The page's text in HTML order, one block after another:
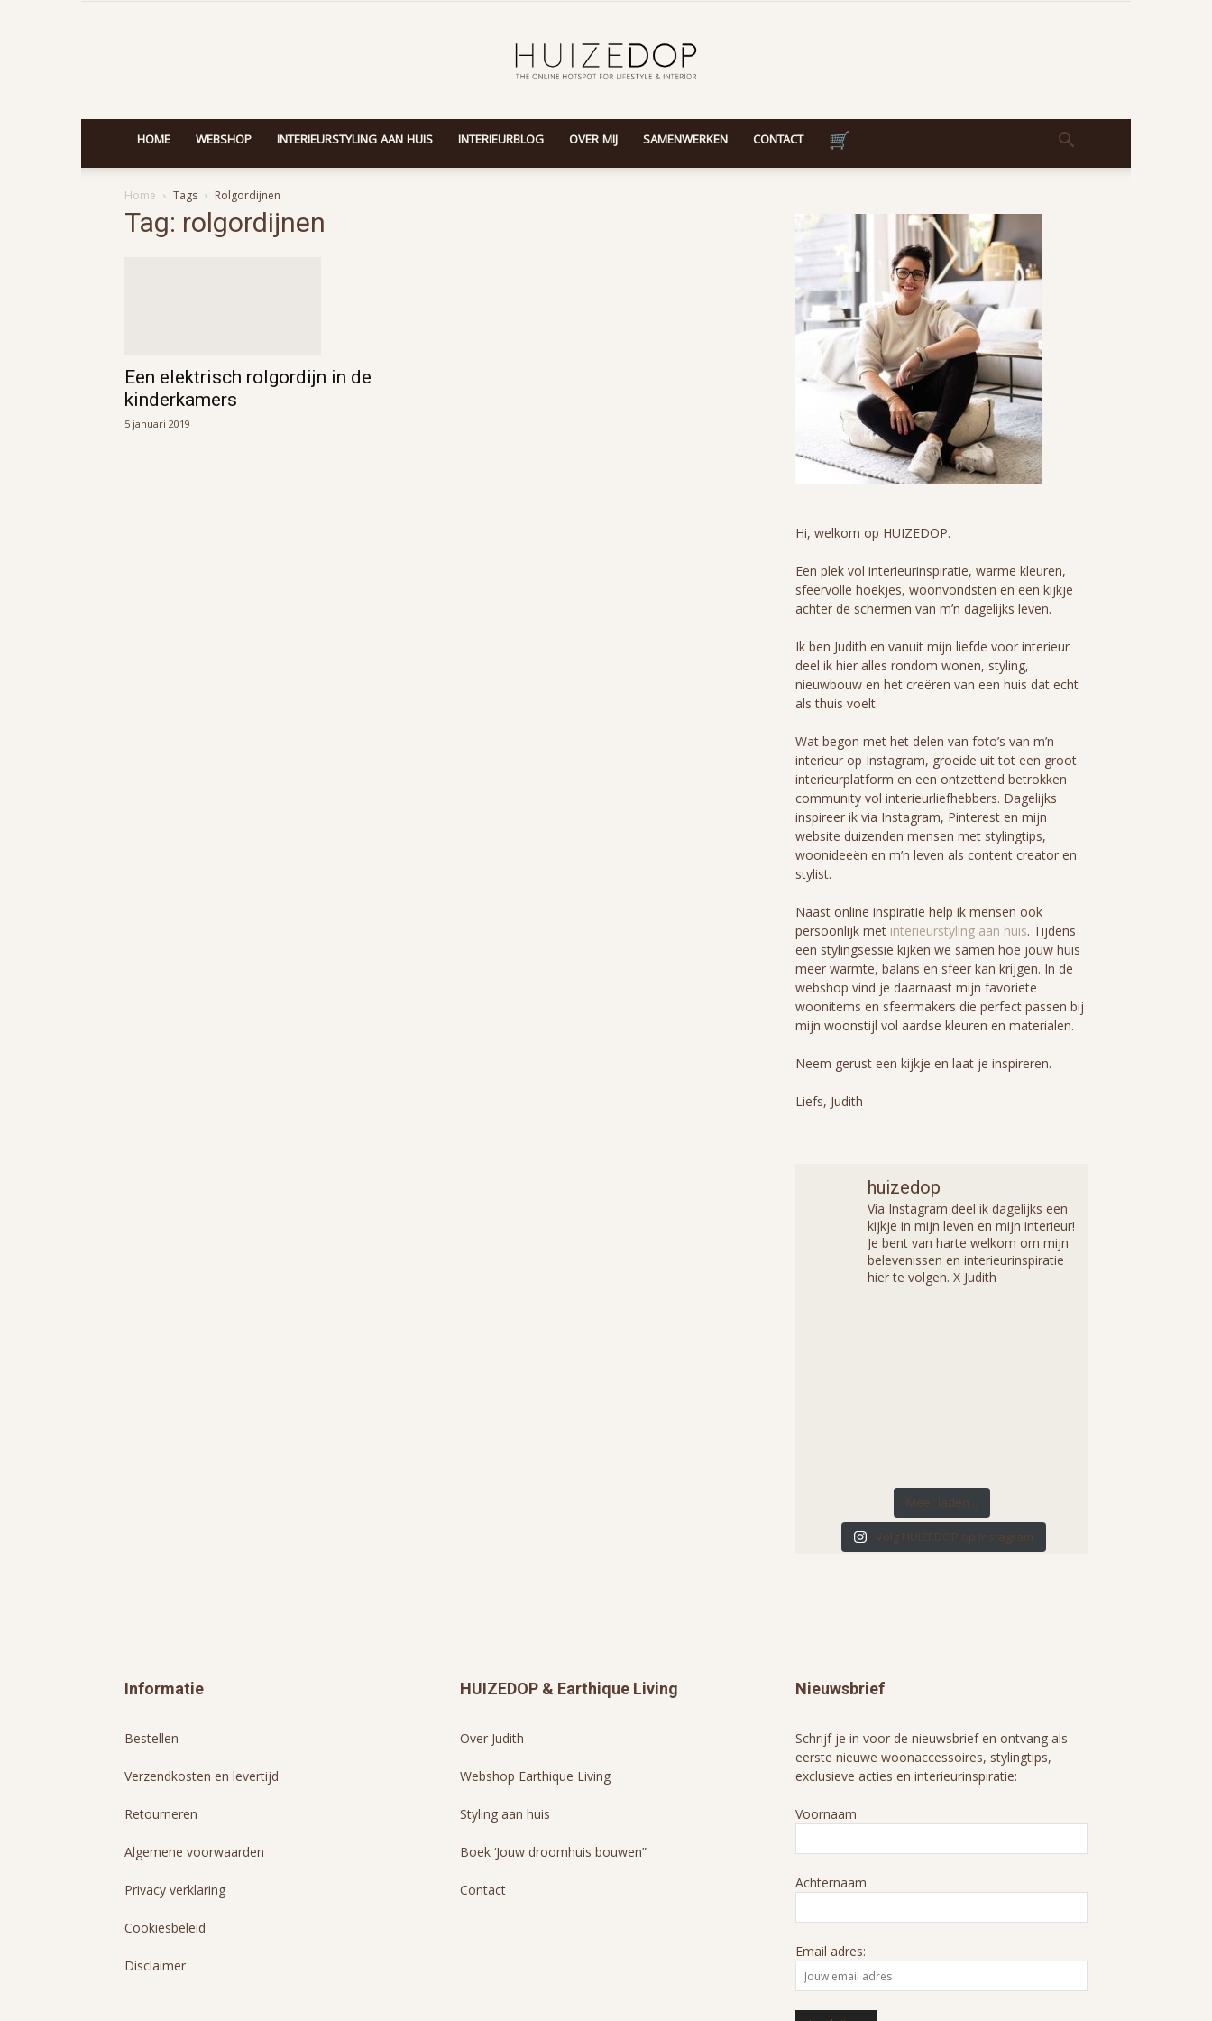
HOME WEBSHOP INTERIEURSTYLING AAN HUIS INTERIEURBLOG OVER MIJ SAMENWERKEN CONTACT
Home Tags Rolgordijnen
Tag: rolgordijnen
Een elektrisch rolgordijn in de
kinderkamers
5 januari 2019
Hi, welkom op HUIZEDOP.
Een plek vol interieurinspiratie, warme kleuren,
sfeervolle hoekjes, woonvondsten en een kijkje
achter de schermen van m’n dagelijks leven.
Ik ben Judith en vanuit mijn liefde voor interieur
deel ik hier alles rondom wonen, styling,
nieuwbouw en het creëren van een huis dat echt
als thuis voelt.
Wat begon met het delen van foto’s van m’n
interieur op Instagram, groeide uit tot een groot
interieurplatform en een ontzettend betrokken
community vol interieurliefhebbers. Dagelijks
inspireer ik via Instagram, Pinterest en mijn
website duizenden mensen met stylingtips,
woonideeën en m’n leven als content creator en
stylist.
Naast online inspiratie help ik mensen ook
persoonlijk met interieurstyling aan huis. Tijdens
een stylingsessie kijken we samen hoe jouw huis
meer warmte, balans en sfeer kan krijgen. In de
webshop vind je daarnaast mijn favoriete
woonitems en sfeermakers die perfect passen bij
mijn woonstijl vol aardse kleuren en materialen.
Neem gerust een kijkje en laat je inspireren.
Liefs, Judith
huizedop
Via Instagram deel ik dagelijks een
kijkje in mijn leven en mijn interieur!
Je bent van harte welkom om mijn
belevenissen en interieurinspiratie
hier te volgen. X Judith
Meer laden...
Volg HUIZEDOP op Instagram
Informatie
Bestellen
Verzendkosten en levertijd
Retourneren
Algemene voorwaarden
Privacy verklaring
Cookiesbeleid
Disclaimer
HUIZEDOP & Earthique Living
Over Judith
Webshop Earthique Living
Styling aan huis
Boek ‘Jouw droomhuis bouwen”
Contact
Nieuwsbrief
Schrijf je in voor de nieuwsbrief en ontvang als
eerste nieuwe woonaccessoires, stylingtips,
exclusieve acties en interieurinspiratie:
Voornaam
Achternaam
Email adres: